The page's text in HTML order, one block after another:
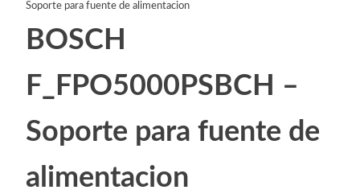
Soporte para fuente de alimentacion
BOSCH
F_FPO5000PSBCH –
Soporte para fuente de
alimentacion